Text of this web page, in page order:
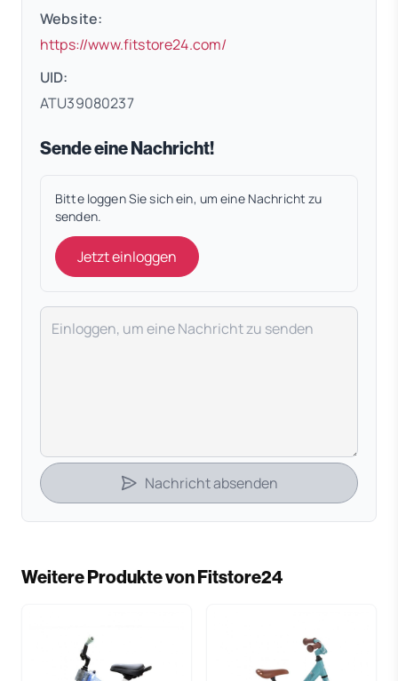
Website:
https://www.fitstore24.com/
UID:
ATU39080237
Sende eine Nachricht!
Bitte loggen Sie sich ein, um eine Nachricht zu
senden.
Jetzt einloggen
Deine Nachricht
Nachricht absenden
Weitere Produkte von Fitstore24